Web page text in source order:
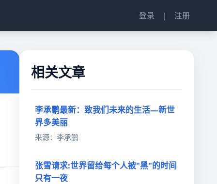
登录 | 注册
相关文章
李承鹏最新：致我们未来的生活—新世
界多美丽
来源：李承鹏
张雪请求:世界留给每个人被"黑"的时间
只有一夜